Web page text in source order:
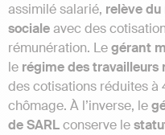
assimilé salarié, relève
socialeavec des
rémunération. Legérant
le régime des travailleurs
des cotisations réduites à
chômage. À l’inverse, le
de SARLconserve le